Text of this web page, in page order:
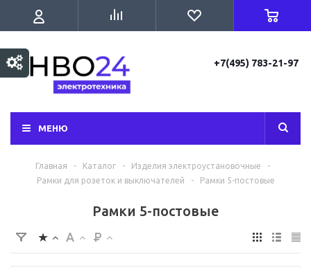
+7(495) 783-21-97
МЕНЮ
Главная - Каталог - Изделия электроустановочные
-
Рамки для розеток и выключателей
- Рамки 5-постовые
Рамки 5-постовые